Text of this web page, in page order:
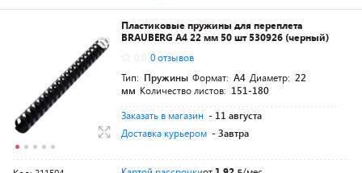
Пластиковые пружины для переплета
BRAUBERG A4 22 мм 50 шт 530926 (черный)
0 отзывов
Тип: Пружины Формат: A4 Диаметр: 22
мм Количество листов: 151-180
Заказать в магазин - 11 августа
Доставка курьером - Завтра